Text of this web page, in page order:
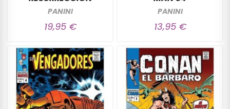
PANINI
19,95 €
PANINI
13,95 €